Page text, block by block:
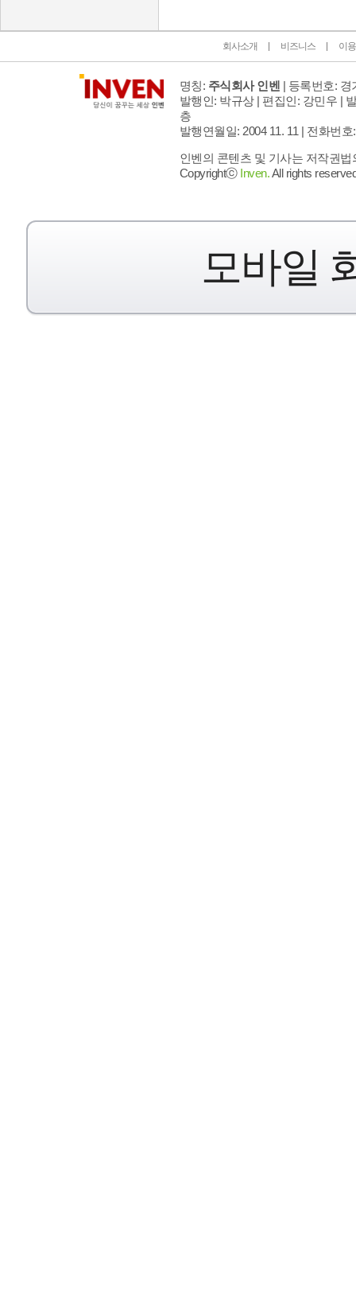
회사소개 비즈니스 이
명칭: 주식회사 인벤 | 등록번호: 경
발행인: 박규상 | 편집인: 강민우 |
층
발행연월일: 2004 11. 11 | 전화번호
인벤의 콘텐츠 및 기사는 저작권
Copyrightⓒ Inven.All rights
모바일